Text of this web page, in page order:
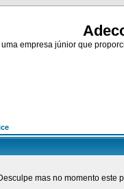
uma empresa júnior que
mas no momento este